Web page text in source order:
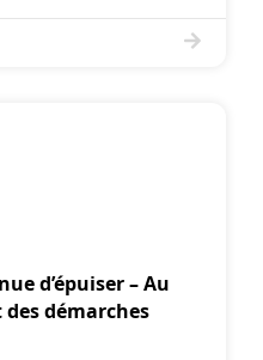
plaquettes et moelle
médicale et
d’épuiser – Au
démarches